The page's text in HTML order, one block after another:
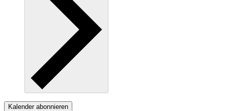
Kalender abonnieren